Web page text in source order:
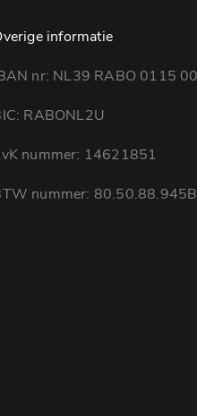
informatie
nr: NL39 RABO 0115
RABONL2U
nummer: 14621851
nummer: